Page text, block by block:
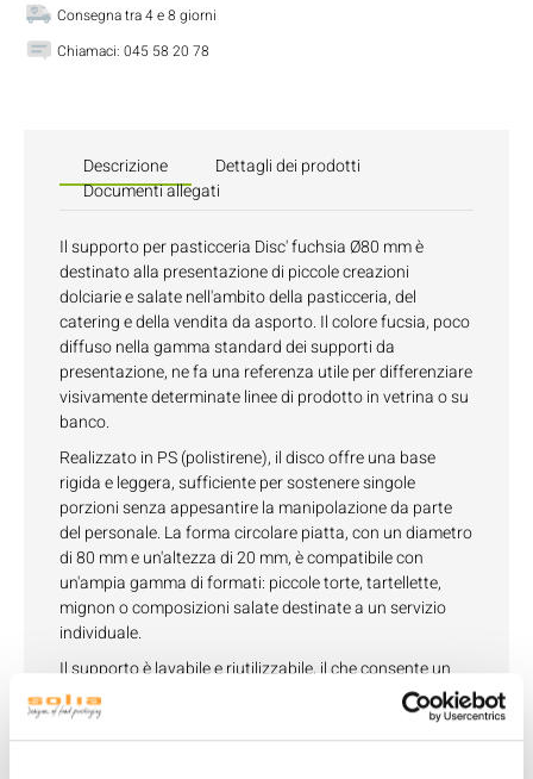
Consegna tra 4 e 8 giorni
Chiamaci: 045 58 20 78
Descrizione
Dettagli dei prodotti
Documenti allegati
Il supporto per pasticceria Disc' fuchsia Ø80 mm è
destinato alla presentazione di piccole creazioni
dolciarie e salate nell'ambito della pasticceria, del
catering e della vendita da asporto. Il colore fucsia, poco
diffuso nella gamma standard dei supporti da
presentazione, ne fa una referenza utile per differenziare
visivamente determinate linee di prodotto in vetrina o su
banco.
Realizzato in PS (polistirene), il disco offre una base
rigida e leggera, sufficiente per sostenere singole
porzioni senza appesantire la manipolazione da parte
del personale. La forma circolare piatta, con un diametro
di 80 mm e un'altezza di 20 mm, è compatibile con
un'ampia gamma di formati: piccole torte, tartellette,
mignon o composizioni salate destinate a un servizio
individuale.
Il supporto è lavabile e riutilizzabile, il che consente un
utilizzo su più cicli di servizio prima della sostituzione,
riducendo il consumo di materiale rispetto a un supporto
monouso equivalente. È inoltre riciclabile a fine vita. La